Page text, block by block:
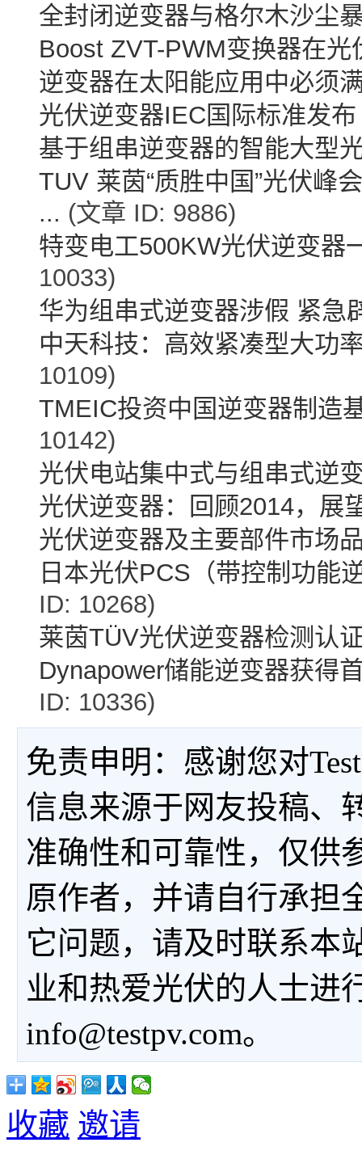
全封闭逆变器与格尔木沙尘
Boost ZVT-PWM变换器在
逆变器在太阳能应用中必须
光伏逆变器IEC国际标准发布
基于组串逆变器的智能大型
TUV 莱茵“质胜中国”光伏峰
... (文章 ID: 9886)
特变电工500KW光伏逆变器
10033)
华为组串式逆变器涉假 紧急
中天科技：高效紧凑型大功
10109)
TMEIC投资中国逆变器制造
10142)
光伏电站集中式与组串式逆
光伏逆变器：回顾2014，展
光伏逆变器及主要部件市场
日本光伏PCS（带控制功能
ID: 10268)
莱茵TÜV光伏逆变器检测认
Dynapower储能逆变器获得
ID: 10336)
免责申明：感谢您对
信息来源于网友投稿、
准确性和可靠性，仅供
原作者，并请自行承担
它问题，请及时联系本
业和热爱光伏的人士进
info@testpv.com。
收藏 邀请